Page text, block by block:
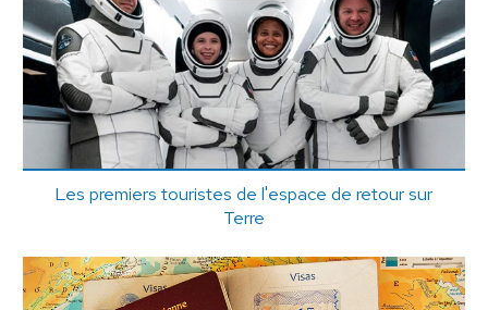
Les premiers touristes de l'espace de retour sur
Terre